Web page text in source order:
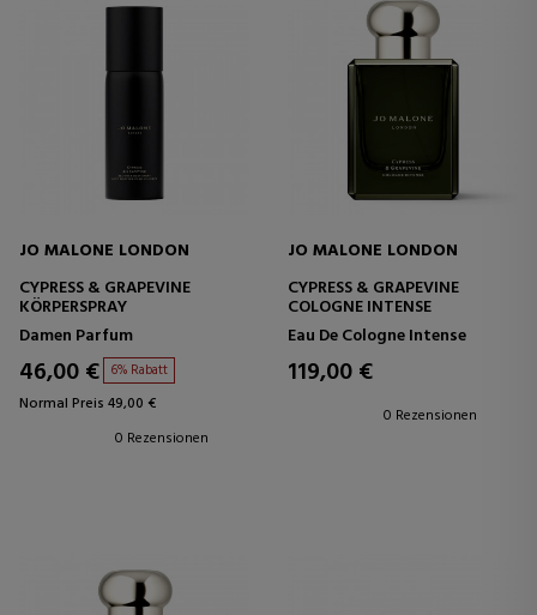
JO MALONE LONDON
CYPRESS & GRAPEVINE
KÖRPERSPRAY
Damen Parfum
46,00 € 6% Rabatt
Normal Preis 49,00 €
0 Rezensionen
JO MALONE LONDON
CYPRESS & GRAPEVINE
COLOGNE INTENSE
Eau De Cologne Intense
119,00 €
0 Rezensionen